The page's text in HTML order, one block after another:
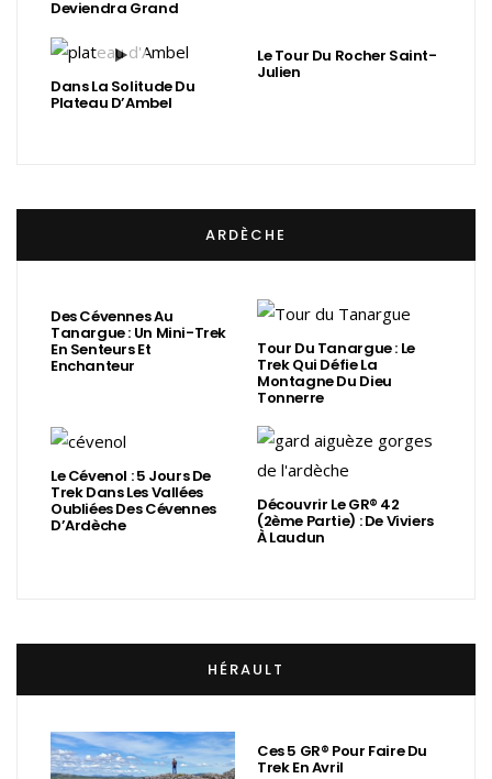
Deviendra Grand
Dans La Solitude Du
Plateau D’Ambel
Le Tour Du Rocher Saint-
Julien
ARDÈCHE
Des Cévennes Au
Tanargue : Un Mini-Trek
En Senteurs Et
Enchanteur
Tour Du Tanargue : Le
Trek Qui Défie La
Montagne Du Dieu
Tonnerre
Le Cévenol : 5 Jours De
Trek Dans Les Vallées
Oubliées Des Cévennes
D’Ardèche
Découvrir Le GR® 42
(2ème Partie) : De Viviers
À Laudun
HÉRAULT
Ces 5 GR® Pour Faire Du
Trek En Avril